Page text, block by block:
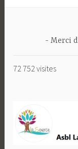
Merci
72 752 visites